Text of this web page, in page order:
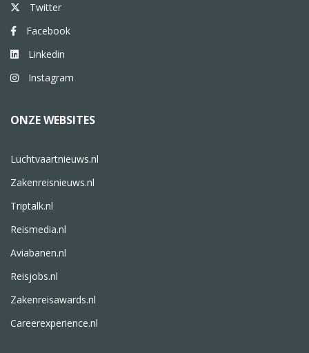
Twitter
Facebook
Linkedin
Instagram
ONZE WEBSITES
Luchtvaartnieuws.nl
Zakenreisnieuws.nl
Triptalk.nl
Reismedia.nl
Aviabanen.nl
Reisjobs.nl
Zakenreisawards.nl
Careerexperience.nl